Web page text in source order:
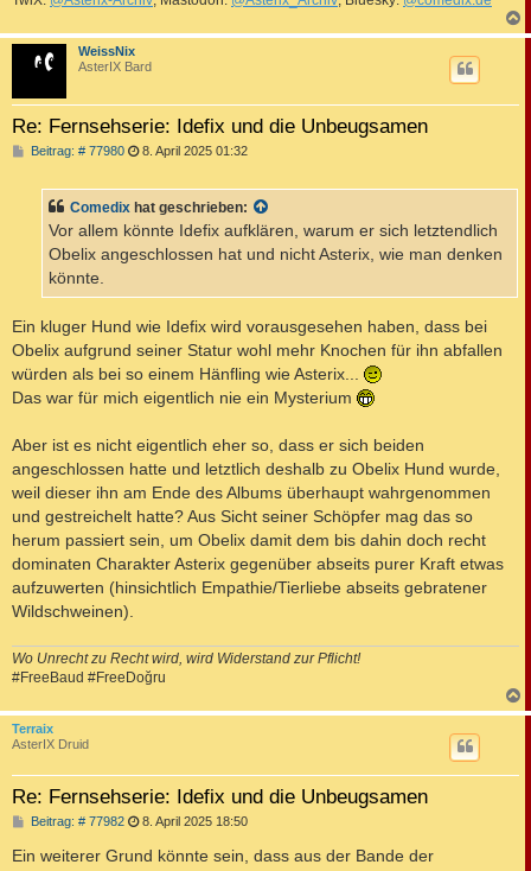
a
WeissNix
AsterIX Bard
Re: Fernsehserie: Idefix und die Unbeugsamen
Beitrag: # 77980B
r
a
8. April 2025 01:32
Comedix hat geschrieben:
Vor allem könnte Idefix aufklären, warum er sich letztendlich
Obelix angeschlossen hat und nicht Asterix, wie man denken
könnte.
Ein kluger Hund wie Idefix wird vorausgesehen haben, dass bei
Obelix aufgrund seiner Statur wohl mehr Knochen für ihn abfallen
würden als bei so einem Hänfling wie Asterix...
Das war für mich eigentlich nie ein Mysterium
Aber ist es nicht eigentlich eher so, dass er sich beiden
angeschlossen hatte und letztlich deshalb zu Obelix Hund wurde,
weil dieser ihn am Ende des Albums überhaupt wahrgenommen
und gestreichelt hatte? Aus Sicht seiner Schöpfer mag das so
herum passiert sein, um Obelix damit dem bis dahin doch recht
dominaten Charakter Asterix gegenüber abseits purer Kraft etwas
aufzuwerten (hinsichtlich Empathie/Tierliebe abseits gebratener
Wildschweinen).
Wo Unrecht zu Recht wird, wird Widerstand zur Pflicht!
#FreeBaud #FreeDoğru
a
Terraix
AsterIX Druid
Re: Fernsehserie: Idefix und die Unbeugsamen
Beitrag: # 77982B
i
t
8. April 2025 18:50
Ein weiterer Grund könnte sein, dass aus der Bande der